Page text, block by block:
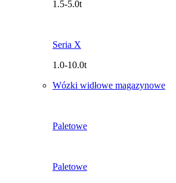
1.5-5.0t
Seria X
1.0-10.0t
Wózki widłowe magazynowe
Paletowe
Paletowe